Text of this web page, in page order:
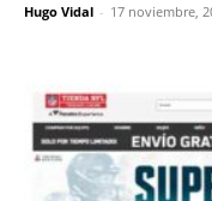
Hugo Vidal - 17 noviembre,